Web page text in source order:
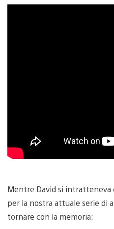
Mentre David si intratteneva
per la nostra attuale serie di
tornare con la memoria: